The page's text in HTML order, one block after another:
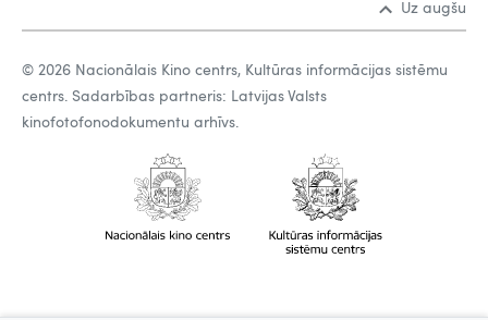
Uz augšu
© 2026 Nacionālais Kino centrs, Kultūras informācijas sistēmu
centrs. Sadarbības partneris: Latvijas Valsts
kinofotofonodokumentu arhīvs.